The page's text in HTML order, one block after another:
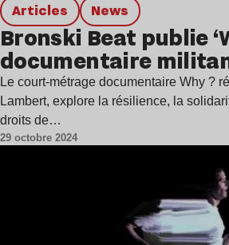
Articles news
Bronski Beat publie
documentaire
Le court-métrage documentaire Why ?
Lambert, explore la résilience, la
droits de…
29 octobre 2024